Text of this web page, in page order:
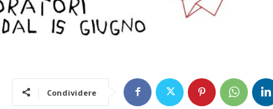
Condividere